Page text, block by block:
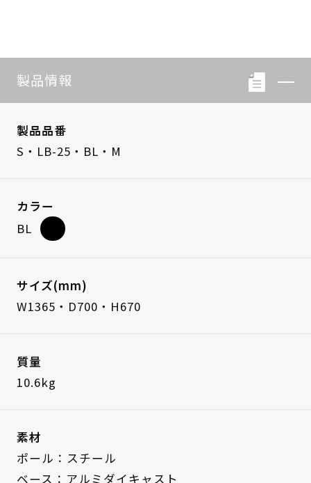
製品情報
製品品番
S・LB-25・BL・M
カラー
BL
サイズ(mm)
W1365・D700・H670
質量
10.6kg
素材
ポール：スチール
ベース：アルミダイキャスト